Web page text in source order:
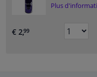
Plus
€ 2,99